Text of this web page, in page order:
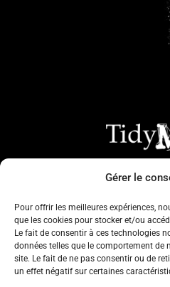
Gérer le
Pour offrir les meilleures expériences,
que les cookies pour stocker et/ou
Le fait de consentir à ces technologies
données telles que le comportement de
site. Le fait de ne pas consentir ou de
un effet négatif sur certaines
© 2024 TidyMess –
Crédit photo : Au c œur d’un regard